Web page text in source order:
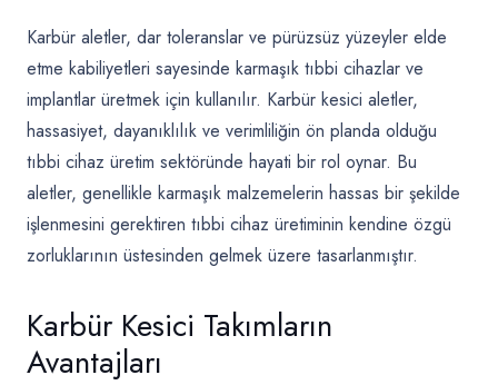
Karbür aletler, dar toleranslar ve pürüzsüz yüzeyler elde
etme kabiliyetleri sayesinde karmaşık tıbbi cihazlar ve
implantlar üretmek için kullanılır. Karbür kesici aletler,
hassasiyet, dayanıklılık ve verimliliğin ön planda olduğu
tıbbi cihaz üretim sektöründe hayati bir rol oynar. Bu
aletler, genellikle karmaşık malzemelerin hassas bir şekilde
işlenmesini gerektiren tıbbi cihaz üretiminin kendine özgü
zorluklarının üstesinden gelmek üzere tasarlanmıştır.
Karbür Kesici Takımların
Avantajları